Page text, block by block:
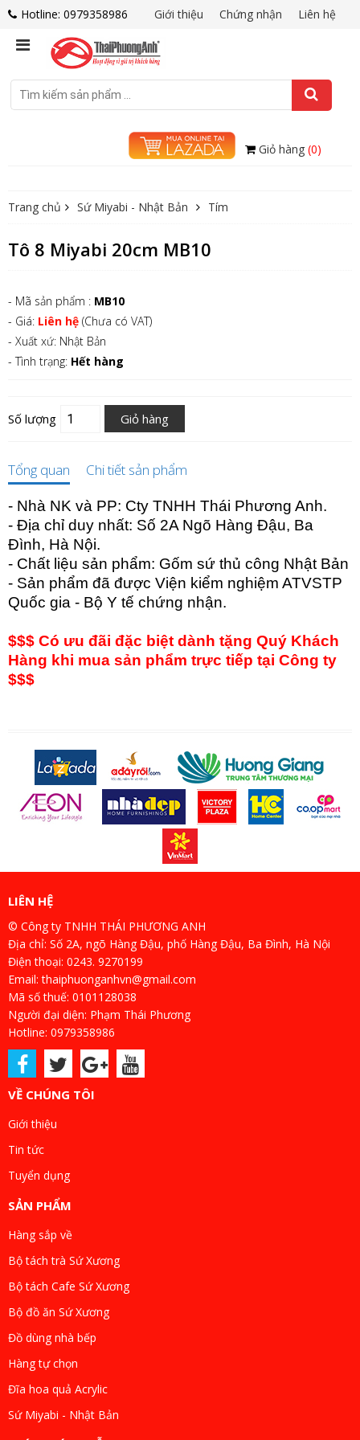
Hotline: 0979358986 Liên hệ
Chứng nhận
Giới thiệu
Giỏ hàng (0)
Trang chủ Sứ Miyabi - Nhật Bản Tím
Tô 8 Miyabi 20cm MB10
- Mã sản phẩm : MB10
- Giá: Liên hệ (Chưa có VAT)
- Xuất xứ: Nhật Bản
- Tình trạng: Hết hàng
Số lượng Giỏ hàng
Tổng quan Chi tiết sản phẩm
- Nhà NK và PP: Cty TNHH Thái Phương Anh.
- Địa chỉ duy nhất: Số 2A Ngõ Hàng Đậu, Ba
Đình, Hà Nội.
- Chất liệu sản phẩm: Gốm sứ thủ công Nhật Bản
- Sản phẩm đã được Viện kiểm nghiệm ATVSTP
Quốc gia - Bộ Y tế chứng nhận.
$$$ Có ưu đãi đặc biệt dành tặng Quý Khách
Hàng khi mua sản phẩm trực tiếp tại Công ty
$$$
LIÊN HỆ
© Công ty TNHH THÁI PHƯƠNG ANH
Địa chỉ: Số 2A, ngõ Hàng Đậu, phố Hàng Đậu, Ba Đình, Hà Nội
Điện thoại: 0243. 9270199
Email: thaiphuonganhvn@gmail.com
Mã số thuế: 0101128038
Người đại diện: Phạm Thái Phương
Hotline: 0979358986
VỀ CHÚNG TÔI
Giới thiệu
Tin tức
Tuyển dụng
SẢN PHẨM
Hàng sắp về
Bộ tách trà Sứ Xương
Bộ tách Cafe Sứ Xương
Bộ đồ ăn Sứ Xương
Đồ dùng nhà bếp
Hàng tự chọn
Đĩa hoa quả Acrylic
Sứ Miyabi - Nhật Bản